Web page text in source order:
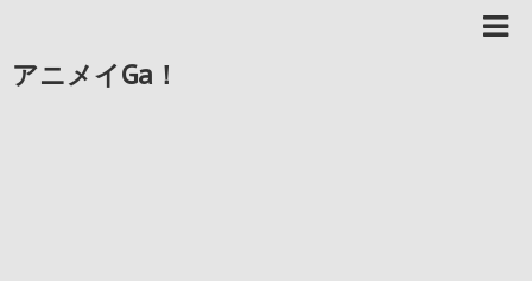
アニメイGa！